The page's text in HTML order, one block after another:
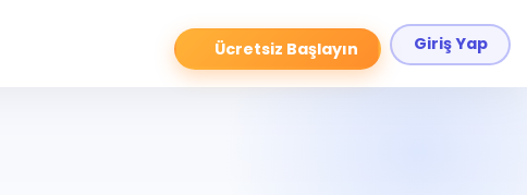
Ücretsiz Başlayın Giriş Yap